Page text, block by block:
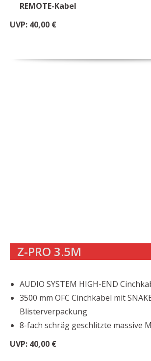
REMOTE-Kabel
UVP: 40,00 €
Z-PRO 3.5M
AUDIO SYSTEM HIGH-END
3500 mm OFC Cinchkabel mit
Blisterverpackung
8-fach schräg geschlitzte massive
UVP: 40,00 €